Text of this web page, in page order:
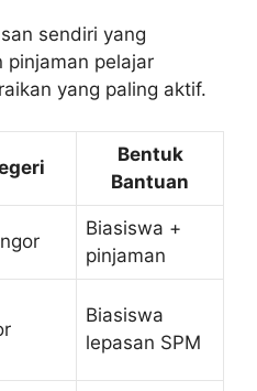
sendiri yang
pelajar
yang paling aktif.
Bentuk
Bantuan
Biasiswa +
pinjaman
Biasiswa
lepasan SPM